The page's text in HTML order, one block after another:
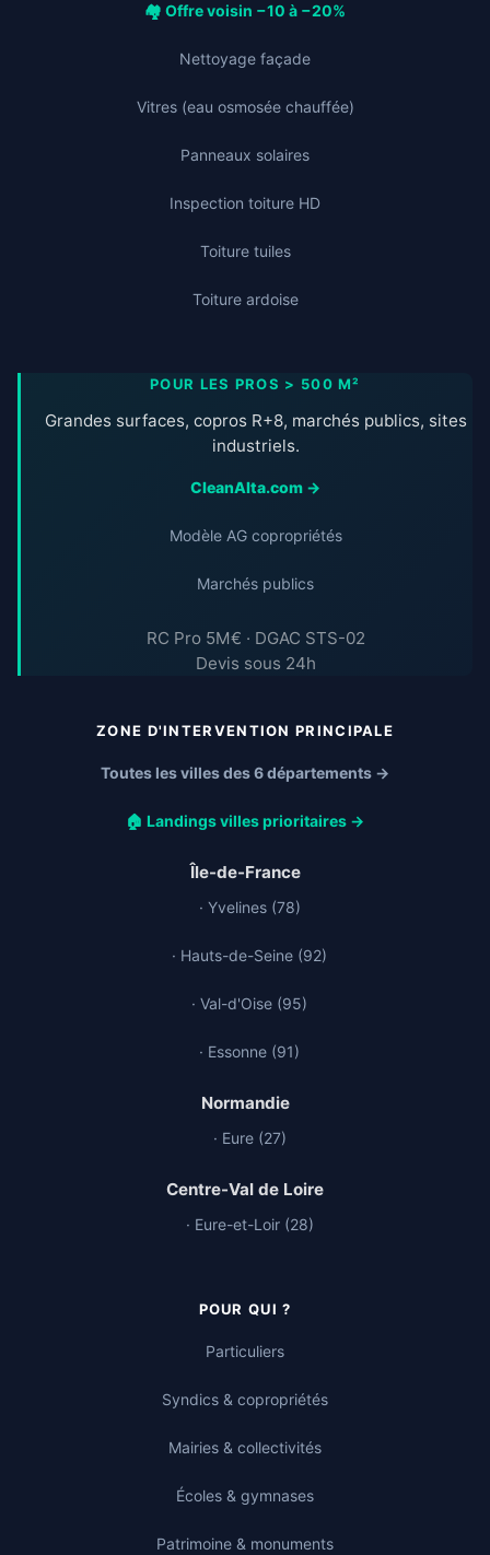
🏘️ Offre voisin −10 à −20%
Nettoyage façade
Vitres (eau osmosée chauffée)
Panneaux solaires
Inspection toiture HD
Toiture tuiles
Toiture ardoise
POUR LES PROS > 500 M²
Grandes surfaces, copros R+8, marchés publics, sites
industriels.
CleanAlta.com →
Modèle AG copropriétés
Marchés publics
RC Pro 5M€ · DGAC STS-02
Devis sous 24h
ZONE D'INTERVENTION PRINCIPALE
Toutes les villes des 6 départements →
🏠 Landings villes prioritaires →
Île-de-France
· Yvelines (78)
· Hauts-de-Seine (92)
· Val-d'Oise (95)
· Essonne (91)
Normandie
· Eure (27)
Centre-Val de Loire
· Eure-et-Loir (28)
POUR QUI ?
Particuliers
Syndics & copropriétés
Mairies & collectivités
Écoles & gymnases
Patrimoine & monuments